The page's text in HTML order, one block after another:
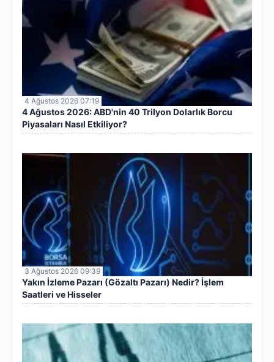
4 Ağustos 2026 07:19
4 Ağustos 2026: ABD'nin 40 Trilyon Dolarlık Borcu
Piyasaları Nasıl Etkiliyor?
3 Ağustos 2026 09:39
Yakın İzleme Pazarı (Gözaltı Pazarı) Nedir? İşlem
Saatleri ve Hisseler